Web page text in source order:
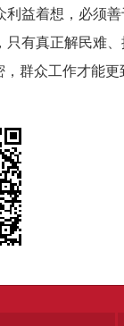
益着想，必须
有真正解民难
群众工作才能更